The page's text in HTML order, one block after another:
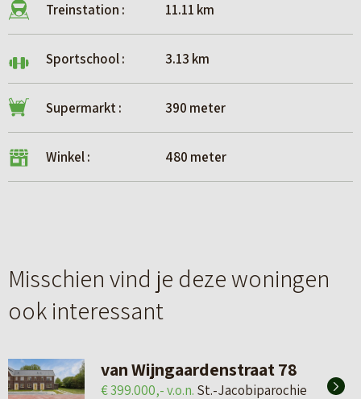
Treinstation : 11.11 km
Sportschool : 3.13 km
Supermarkt : 390 meter
Winkel : 480 meter
Misschien vind je deze woningen
ook interessant
van Wijngaardenstraat 78
€ 399.000,- v.o.n. St.-Jacobiparochie